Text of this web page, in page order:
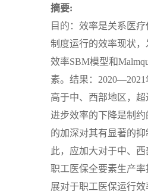
摘要:
目的：效率是关系医
制度运行的效率现状
效率SBM模型和
素。结果：
高于中、西部地区，
进步效率的下降是制
的加深对其有显著的
此，应加大对于中、
职工医保全要素生产
展对于职工医保运行